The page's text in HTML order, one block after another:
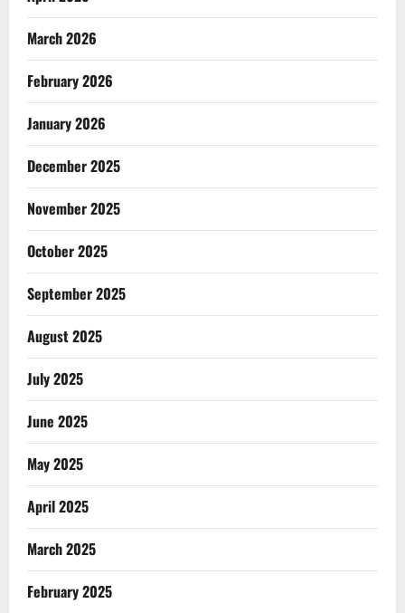
March 2026
February 2026
January 2026
December 2025
November 2025
October 2025
September 2025
August 2025
July 2025
June 2025
May 2025
April 2025
March 2025
February 2025